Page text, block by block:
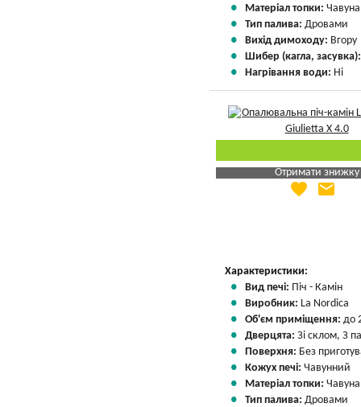
Матеріал топки: Чавуна
Тип палива: Дровами
Вихід димоходу: Вгору
Шибер (кагла,
Нагрівання води: Ні
Отримати знижку
Яка Ваша ціна
favorite email
Характеристики:
Вид печі: Піч - Камін
Виробник: La Nordica
Об'єм приміщення: до
Дверцята: Зі склом, З
Поверхня: Без
Кожух печі: Чавунний
Матеріал топки: Чавуна
Тип палива: Дровами